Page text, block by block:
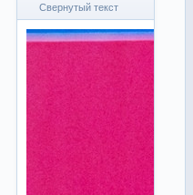
Свернутый текст